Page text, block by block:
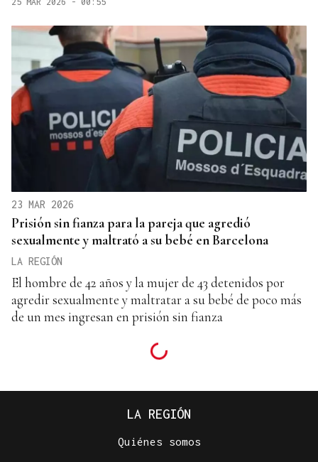
23 MAR 2026
Prisión sin fianza para la pareja que agredió
sexualmente y maltrató a su bebé en Barcelona
LA REGIÓN
El hombre de 42 años y la mujer de 43 detenidos por
agredir sexualmente y maltratar a su bebé de poco más
de un mes ingresan en prisión sin fianza
LA REGIÓN
Quiénes somos